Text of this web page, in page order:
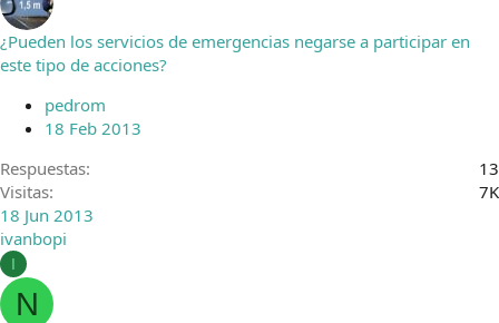
¿Pueden los servicios de emergencias negarse a participar en
este tipo de acciones?
pedrom
18 Feb 2013
Respuestas
13
Visitas
7K
18 Jun 2013
ivanbopi
I
N